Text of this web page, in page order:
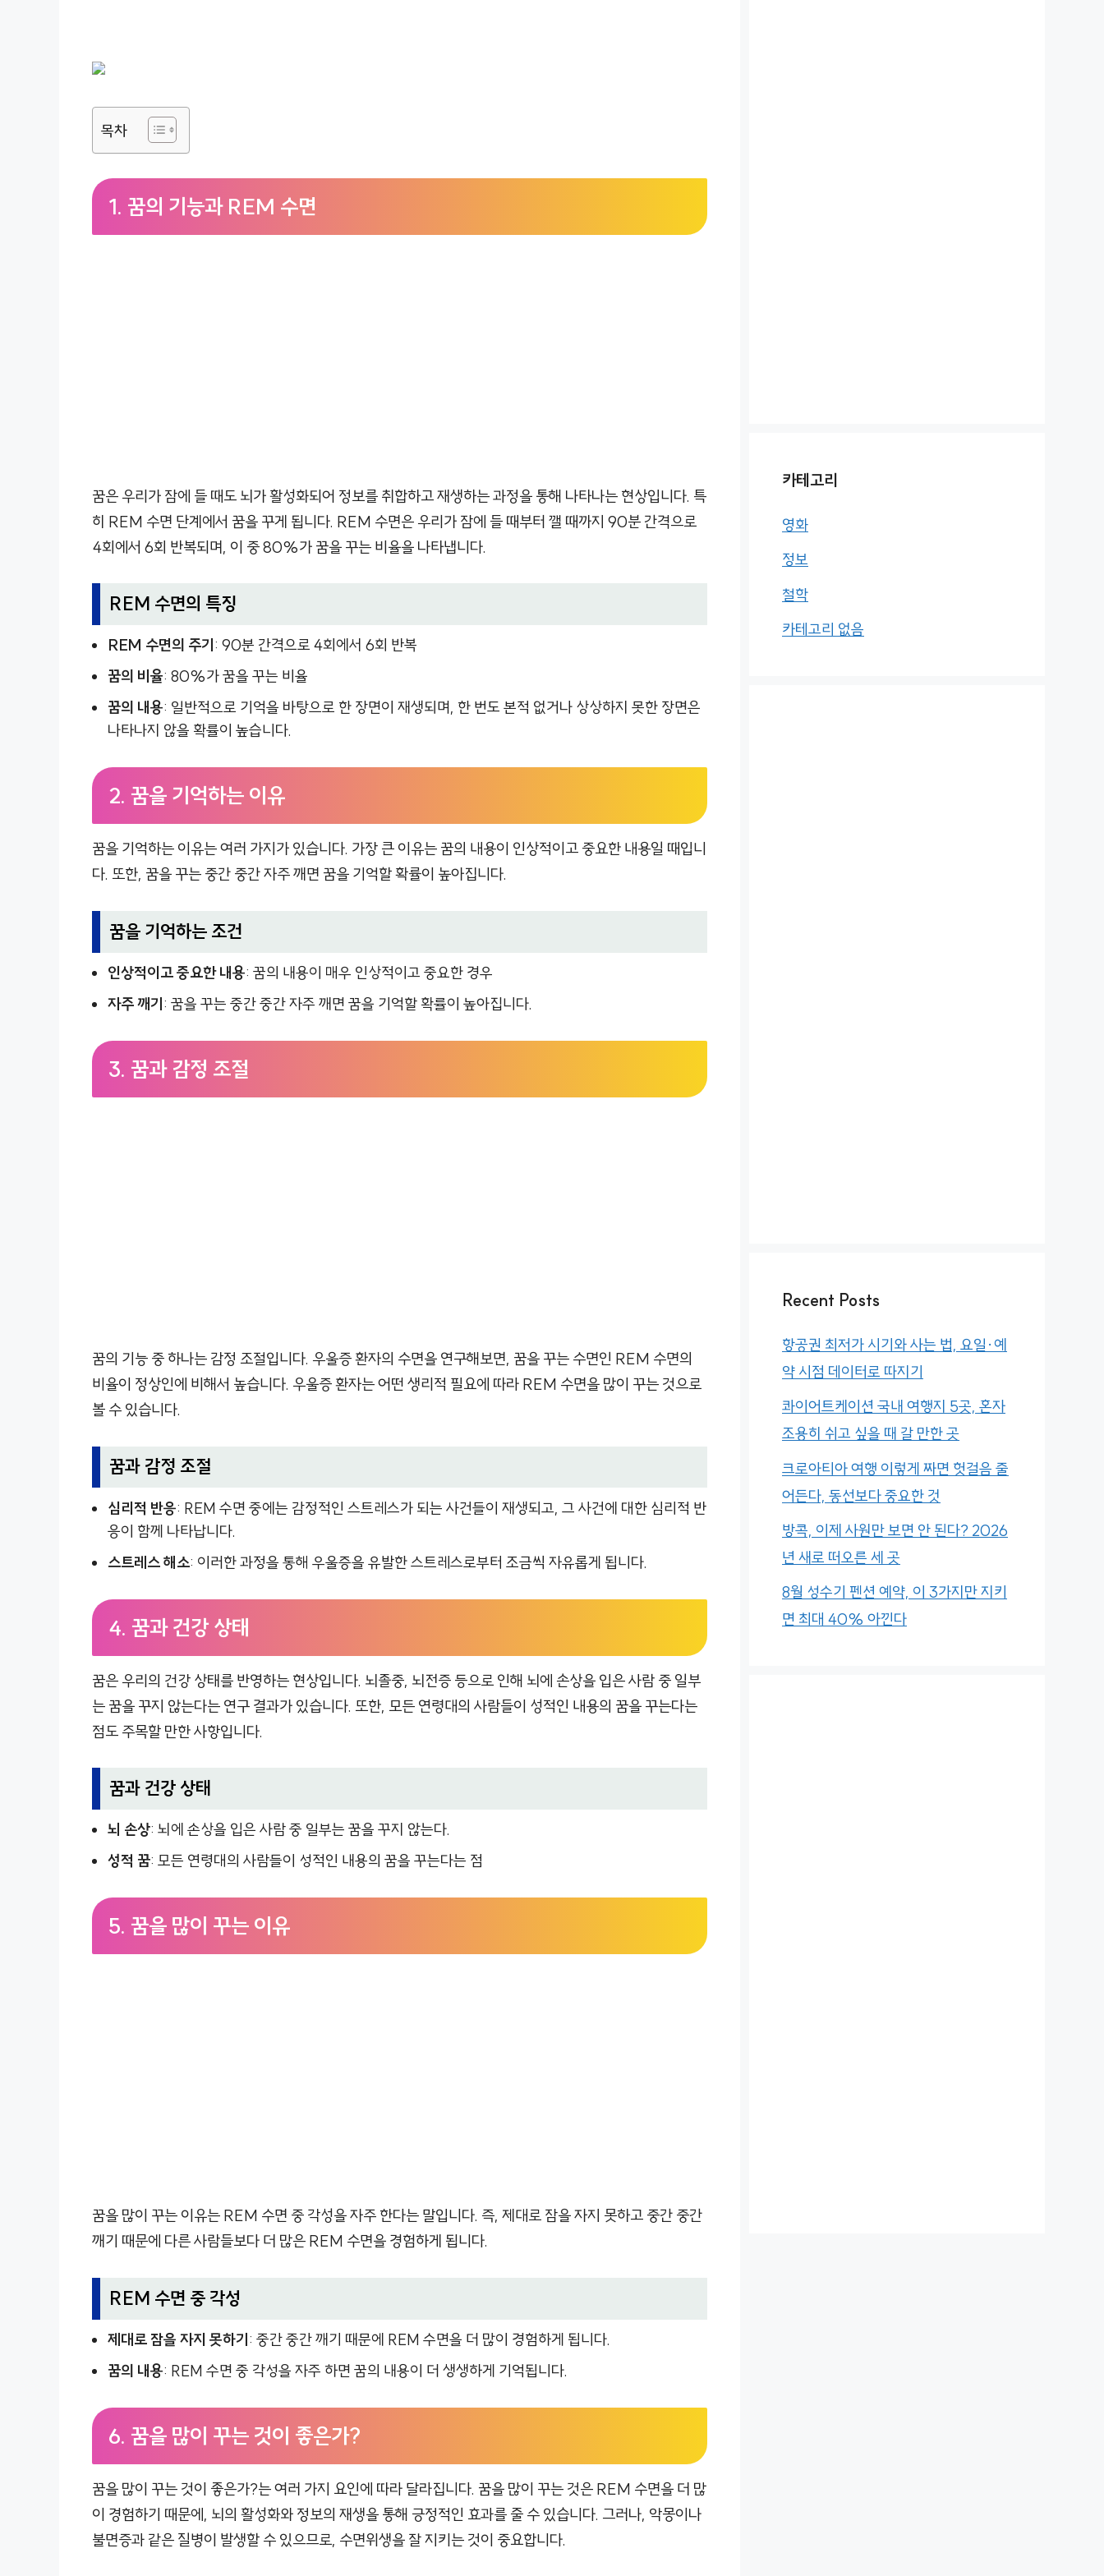
목차
1. 꿈의 기능과 REM 수면
꿈은 우리가 잠에 들 때도 뇌가 활성화되어 정보를 취합하고 재생하는 과정을 통해 나타나는 현상입니다. 특
히 REM 수면 단계에서 꿈을 꾸게 됩니다. REM 수면은 우리가 잠에 들 때부터 깰 때까지 90분 간격으로
4회에서 6회 반복되며, 이 중 80%가 꿈을 꾸는 비율을 나타냅니다.
REM 수면의 특징
REM 수면의 주기 : 90분 간격으로 4회에서 6회 반복
꿈의 비율: 80%가 꿈을 꾸는 비율
꿈의 내용: 일반적으로 기억을 바탕으로 한 장면이 재생되며, 한 번도 본적 없거나 상상하지 못한 장면은
나타나지 않을 확률이 높습니다.
2. 꿈을 기억하는 이유
꿈을 기억하는 이유는 여러 가지가 있습니다. 가장 큰 이유는 꿈의 내용이 인상적이고 중요한 내용일 때입니
다. 또한, 꿈을 꾸는 중간 중간 자주 깨면 꿈을 기억할 확률이 높아집니다.
꿈을 기억하는 조건
인상적이고 중요한 내용: 꿈의 내용이 매우 인상적이고 중요한 경우
자주 깨기 : 꿈을 꾸는 중간 중간 자주 깨면 꿈을 기억할 확률이 높아집니다.
3. 꿈과 감정 조절
꿈의 기능 중 하나는 감정 조절입니다. 우울증 환자의 수면을 연구해보면, 꿈을 꾸는 수면인 REM 수면의
비율이 정상인에 비해서 높습니다. 우울증 환자는 어떤 생리적 필요에 따라 REM 수면을 많이 꾸는 것으로
볼 수 있습니다.
꿈과 감정 조절
심리적 반응: REM 수면 중에는 감정적인 스트레스가 되는 사건들이 재생되고, 그 사건에 대한 심리적 반
응이 함께 나타납니다.
스트레스 해소: 이러한 과정을 통해 우울증을 유발한 스트레스로부터 조금씩 자유롭게 됩니다.
4. 꿈과 건강 상태
꿈은 우리의 건강 상태를 반영하는 현상입니다. 뇌졸중, 뇌전증 등으로 인해 뇌에 손상을 입은 사람 중 일부
는 꿈을 꾸지 않는다는 연구 결과가 있습니다. 또한, 모든 연령대의 사람들이 성적인 내용의 꿈을 꾸는다는
점도 주목할 만한 사항입니다.
꿈과 건강 상태
뇌 손상: 뇌에 손상을 입은 사람 중 일부는 꿈을 꾸지 않는다.
성적 꿈: 모든 연령대의 사람들이 성적인 내용의 꿈을 꾸는다는 점
5. 꿈을 많이 꾸는 이유
꿈을 많이 꾸는 이유는 REM 수면 중 각성을 자주 한다는 말입니다. 즉, 제대로 잠을 자지 못하고 중간 중간
깨기 때문에 다른 사람들보다 더 많은 REM 수면을 경험하게 됩니다.
REM 수면 중 각성
제대로 잠을 자지 못하기 : 중간 중간 깨기 때문에 REM 수면을 더 많이 경험하게 됩니다.
꿈의 내용: REM 수면 중 각성을 자주 하면 꿈의 내용이 더 생생하게 기억됩니다.
6. 꿈을 많이 꾸는 것이 좋은가?
꿈을 많이 꾸는 것이 좋은가?는 여러 가지 요인에 따라 달라집니다. 꿈을 많이 꾸는 것은 REM 수면을 더 많
이 경험하기 때문에, 뇌의 활성화와 정보의 재생을 통해 긍정적인 효과를 줄 수 있습니다. 그러나, 악몽이나
불면증과 같은 질병이 발생할 수 있으므로, 수면위생을 잘 지키는 것이 중요합니다.
카테고리
영화
정보
철학
카테고리 없음
Recent Posts
항공권 최저가 시기와 사는 법, 요일·예
약 시점 데이터로 따지기
콰이어트케이션 국내 여행지 5곳, 혼자
조용히 쉬고 싶을 때 갈 만한 곳
크로아티아 여행 이렇게 짜면 헛걸음 줄
어든다, 동선보다 중요한 것
방콕, 이제 사원만 보면 안 된다? 2026
년 새로 떠오른 세 곳
8월 성수기 펜션 예약, 이 3가지만 지키
면 최대 40% 아낀다